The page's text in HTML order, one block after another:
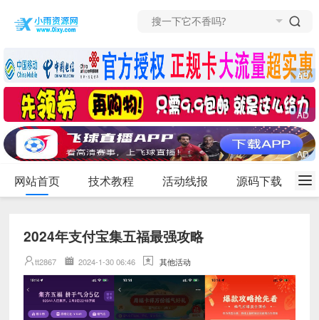
网站首页 技术教程 活动线报 源码下载
2024年支付宝集五福最强攻略
tt2867 2024-1-30 06:46 其他活动